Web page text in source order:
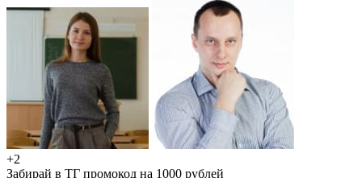
+2
Забирай в ТГ промокод на 1000 рублей